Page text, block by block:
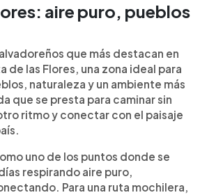
aire puro, pueblos
que más destacan en
de las Flores, una zona ideal para
naturaleza y un ambiente más
que se presta para caminar sin
ritmo y conectar con el paisaje
uno de los puntos donde se
respirando aire puro,
Para una ruta mochilera,